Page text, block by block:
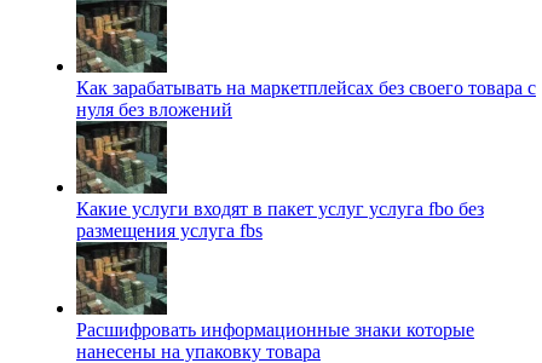
Как зарабатывать на маркетплейсах без своего товара с
нуля без вложений
Какие услуги входят в пакет услуг услуга fbo без
размещения услуга fbs
Расшифровать информационные знаки которые
нанесены на упаковку товара